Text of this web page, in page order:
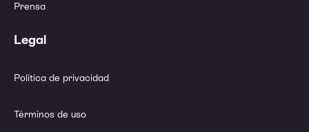
Prensa
Legal
Política de privacidad
Términos de uso